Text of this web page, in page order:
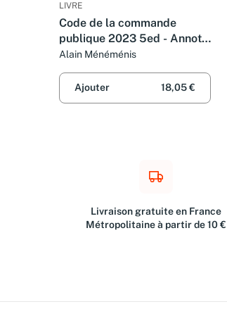
LIVRE
Code de la commande
publique 2023 5ed - Annoté
et commenté
Alain Ménéménis
Ajouter 18,05 €
Livraison gratuite en France
Métropolitaine à partir de 10 €